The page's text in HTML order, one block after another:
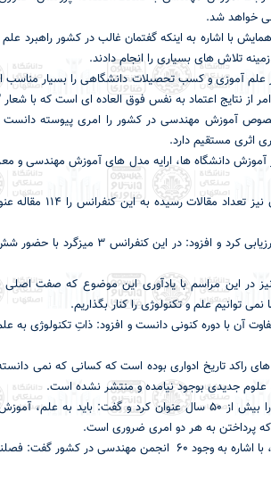
خواهد شد.
با اشاره به اینکه گفتمان غالب در کشور راهبرد
تلاش های بسیاری را انجام دادند.
آموزی و کسب تحصیلات دانشگاهی را بسیار مناسب
نتايج اعتماد به نفس فوق العاده ای است که با شعار
آموزش مهندسی در کشور را امری پیوسته
اثری مستقیم دارد.
دانشگاه ها، ارایه مدل های آموزش مهندسی و
دکتر حمیدرضا صفوی تنوع مقالات را
نيز در اين مراسم با یادآوری این موضوع که صفت
توانیم علم و تکنولوژی را کنار بگذاریم.
آن با دوره کنونی دانست و افزود: ذاتِ تکنولوژی به
راکد تاریخ ادواری بوده است که کسانی که نمی
علوم جدیدی بوجود نیامده و منتشر نشده است.
دکتر داوری اردکانی قدمت آموزش مهندس در ایران را بيش از 50 سال
پرداختن به هر دو امری ضروری است.